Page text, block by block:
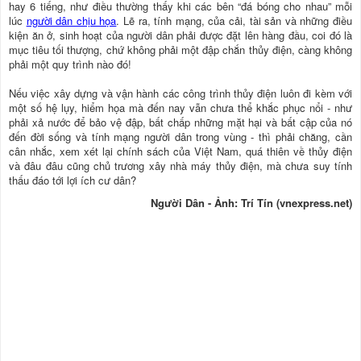
hay 6 tiếng, như điều thường thấy khi các bên “đá bóng cho nhau” mỗi
lúc người dân chịu họa. Lẽ ra, tính mạng, của cải, tài sản và những điều
kiện ăn ở, sinh hoạt của người dân phải được đặt lên hàng đầu, coi đó là
mục tiêu tối thượng, chứ không phải một đập chắn thủy điện, càng không
phải một quy trình nào đó!
Nếu việc xây dựng và vận hành các công trình thủy điện luôn đi kèm với
một số hệ lụy, hiểm họa mà đến nay vẫn chưa thể khắc phục nổi - như
phải xả nước để bảo vệ đập, bất chấp những mặt hại và bất cập của nó
đến đời sống và tính mạng người dân trong vùng - thì phải chăng, cần
cân nhắc, xem xét lại chính sách của Việt Nam, quá thiên về thủy điện
và đâu đâu cũng chủ trương xây nhà máy thủy điện, mà chưa suy tính
thấu đáo tới lợi ích cư dân?
Người Dân - Ảnh: Trí Tín (vnexpress.net)